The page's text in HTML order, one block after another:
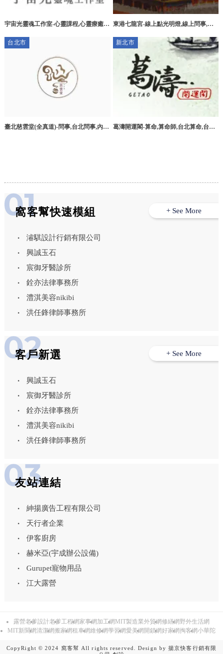
宇宙光靈魂工作室-心靈課程,心靈療癒,
東港七龍宮-線上點光明燈,線上問事,屏
台北市
臺北慈雲堂(全真道)-問事,台北問事,內湖
新北市
葛濤開運閣-算命,算命師,台北算命,台北
窩客幫快速模組
濬騏設計行銷有限公司
興誠玉石
宸御牙醫診所
銓亦法律事務所
澧淇美容nikibi
洪任鋒律師事務所
+ See More
客戶新選
興誠玉石
宸御牙醫診所
銓亦法律事務所
澧淇美容nikibi
洪任鋒律師事務所
+ See More
友站連結
紳揚廣告工程有限公司
天行者企業
伊客廚房
赫米亞(宇成辦公設備)
Gurupet寵物用品
江大露營
露營老爹設計老爹工程網家事網加工網MIT製造業外貿網修繕網野外生活網
MIT新聞網清潔網搬家網租車網維修網學習網愛美網開鎖網好家網掏客網小華陀
CopyRight © 2024 窩客幫 All rights reserved. Design by揚京快客行銷有限